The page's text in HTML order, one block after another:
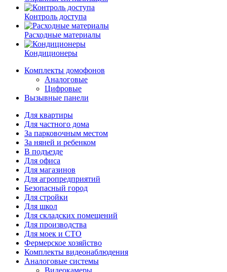
Контроль доступа
Расходные материалы
Кондиционеры
Комплекты домофонов
Аналоговые
Цифровые
Вызывные панели
Для квартиры
Для частного дома
За парковочным местом
За няней и ребенком
В подъезде
Для офиса
Для магазинов
Для агропредприятий
Безопасный город
Для стройки
Для школ
Для складских помещений
Для производства
Для моек и СТО
Фермерское хозяйство
Комплекты видеонаблюдения
Аналоговые системы
Видеокамеры